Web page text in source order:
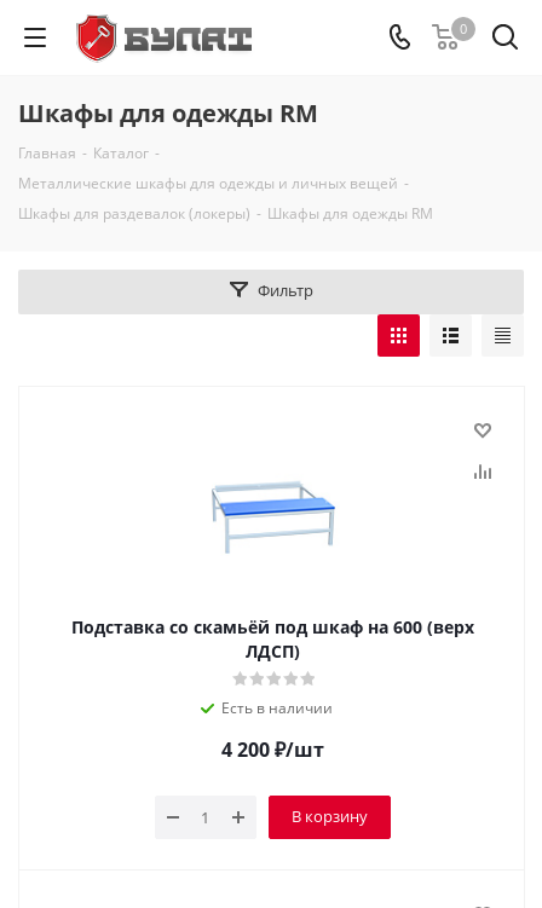
0
Шкафы для одежды RM
Главная - Каталог -
Металлические шкафы для одежды и личных вещей -
Шкафы для раздевалок (локеры) - Шкафы для одежды RM
Фильтр
Подставка со скамьёй под шкаф на 600 (верх
ЛДСП)
Есть в наличии
4 200₽/шт
В корзину